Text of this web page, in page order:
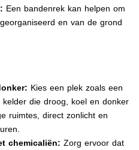
Een bandenrek kan helpen om
en van de grond
Kies een plek zoals een
die droog, koel en donker
ruimtes, direct zonlicht en
chemicaliën: Zorg ervoor dat